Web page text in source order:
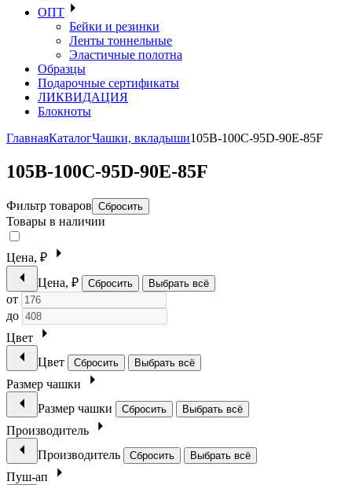
ОПТ
Бейки и резинки
Ленты тоннельные
Эластичные полотна
Образцы
Подарочные сертификаты
ЛИКВИДАЦИЯ
Блокноты
ГлавнаяКаталогЧашки, вкладыши105B-100C-95D-90E-85F
105B-100C-95D-90E-85F
Фильтр товаров Сбросить
Товары в наличии
Цена, ₽
Цена, ₽
Сбросить Выбрать всё
от
до
Цвет
Цвет
Сбросить Выбрать всё
Размер чашки
Размер чашки
Сбросить Выбрать всё
Производитель
Производитель
Сбросить Выбрать всё
Пуш-ап